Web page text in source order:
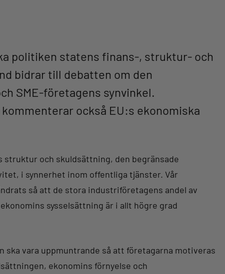
politiken statens finans-, struktur- och
bidrar till debatten om den
SME-företagens synvinkel.
också EU:s ekonomiska
och skuldsättning, den begränsade
i synnerhet inom offentliga tjänster. Vår
så att de stora industriföretagens andel av
sysselsättning är i allt högre grad
ska vara uppmuntrande så att företagarna motiveras
ekonomins förnyelse och